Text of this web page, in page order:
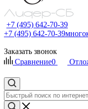
+7 (495) 642-70-39
+7 (495) 642-70-39
Заказать звонок
Сравнение0